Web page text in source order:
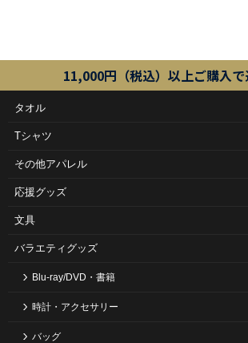
11,000円（税込）以上ご購入
タオル
Tシャツ
その他アパレル
応援グッズ
文具
バラエティグッズ
Blu-ray/DVD・書籍
時計・アクセサリー
バッグ